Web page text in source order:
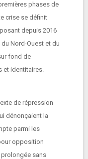
phases de
crise se définit
depuis 2016
Nord-Ouest et du
fond de
et identitaires.
de répression
dénonçaient la
parmi les
opposition
prolongée sans